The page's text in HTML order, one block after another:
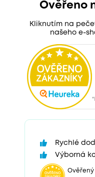
Ověřeno
Kliknutím na
našeho e-
Rychlé
Výborná
Ověřený